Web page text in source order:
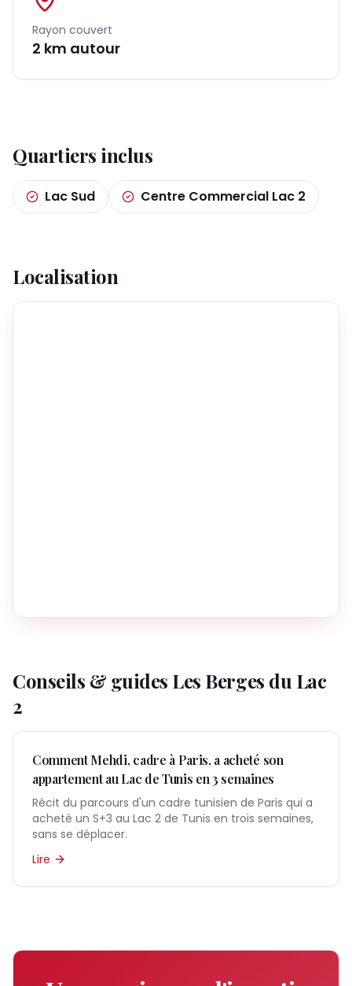
Rayon couvert
2 km autour
Quartiers inclus
Lac Sud Centre Commercial Lac 2
Localisation
Conseils & guides Les Berges du Lac
2
Comment Mehdi, cadre à Paris, a acheté son
appartement au Lac de Tunis en 3 semaines
Récit du parcours d'un cadre tunisien de Paris qui a
acheté un S+3 au Lac 2 de Tunis en trois semaines,
sans se déplacer.
Lire